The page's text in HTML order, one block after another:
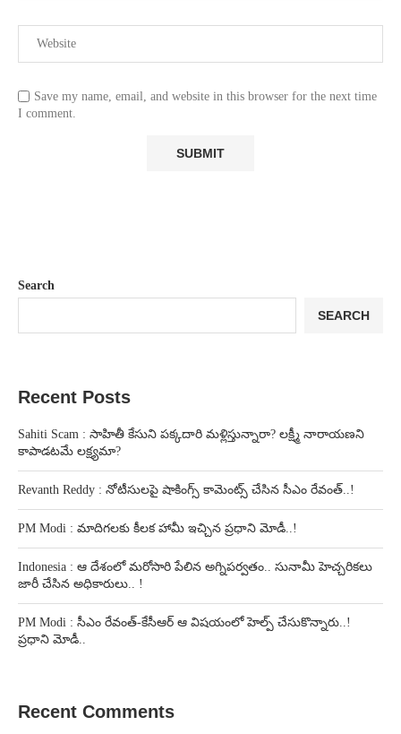
Save my name, email, and website in this browser for the next time
I comment.
Search
SEARCH
Recent Posts
Sahiti Scam : సాహితీ కేసుని పక్కదారి మళ్లిస్తున్నారా? లక్ష్మీ నారాయణని
కాపాడటమే లక్ష్యమా?
Revanth Reddy : నోటీసులపై షాకింగ్స్ కామెంట్స్ చేసిన సీఎం రేవంత్..!
PM Modi : మాదిగలకు కీలక హామీ ఇచ్చిన ప్రధాని మోడీ..!
Indonesia : ఆ దేశంలో మరోసారి పేలిన అగ్నిపర్వతం.. సునామీ హెచ్చరికలు
జారీ చేసిన అధికారులు.. !
PM Modi : సీఎం రేవంత్-కేసీఆర్ ఆ విషయంలో హెల్ప్ చేసుకొన్నారు..!
ప్రధాని మోడీ..
Recent Comments